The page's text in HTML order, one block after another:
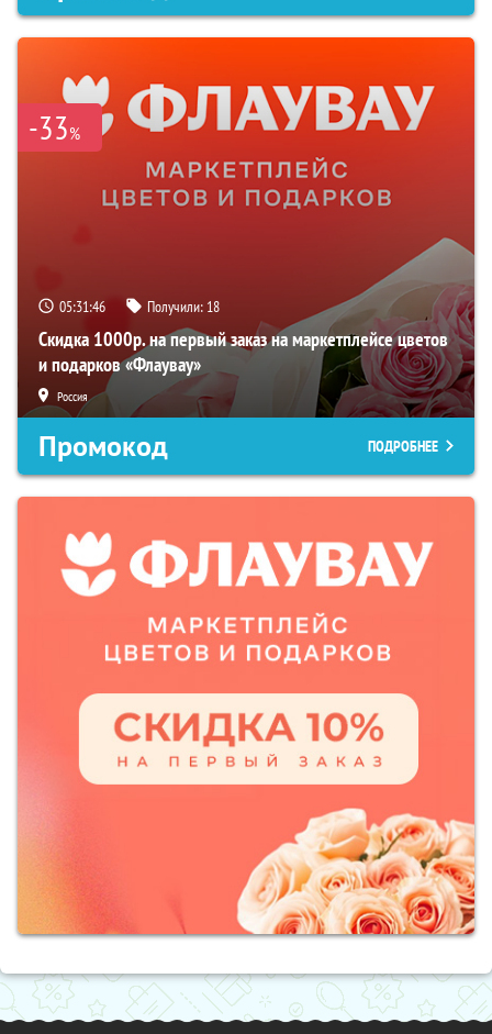
-33%
05:31:46 Получили: 18
Скидка 1000р. на первый заказ на маркетплейсе цветов
и подарков «Флаувау»
Россия
Промокод ПОДРОБНЕЕ